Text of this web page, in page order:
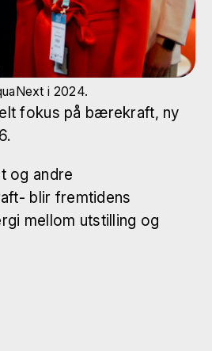
i 2024.
fokus på bærekraft, ny
og andre
blir fremtidens
mellom utstilling og